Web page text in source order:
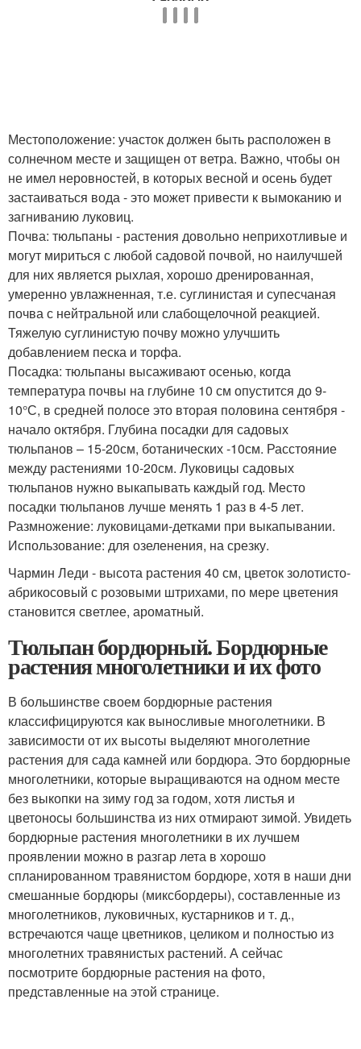
Местоположение: участок должен быть расположен в
солнечном месте и защищен от ветра. Важно, чтобы он
не имел неровностей, в которых весной и осень будет
застаиваться вода - это может привести к вымоканию и
загниванию луковиц.
Почва: тюльпаны - растения довольно неприхотливые и
могут мириться с любой садовой почвой, но наилучшей
для них является рыхлая, хорошо дренированная,
умеренно увлажненная, т.е. суглинистая и супесчаная
почва с нейтральной или слабощелочной реакцией.
Тяжелую суглинистую почву можно улучшить
добавлением песка и торфа.
Посадка: тюльпаны высаживают осенью, когда
температура почвы на глубине 10 см опустится до 9-
10°С, в средней полосе это вторая половина сентября -
начало октября. Глубина посадки для садовых
тюльпанов – 15-20см, ботанических -10см. Расстояние
между растениями 10-20см. Луковицы садовых
тюльпанов нужно выкапывать каждый год. Место
посадки тюльпанов лучше менять 1 раз в 4-5 лет.
Размножение: луковицами-детками при выкапывании.
Использование: для озеленения, на срезку.
Чармин Леди - высота растения 40 см, цветок золотисто-
абрикосовый с розовыми штрихами, по мере цветения
становится светлее, ароматный.
Тюльпан бордюрный. Бордюрные
растения многолетники и их фото
В большинстве своем бордюрные растения
классифицируются как выносливые многолетники. В
зависимости от их высоты выделяют многолетние
растения для сада камней или бордюра. Это бордюрные
многолетники, которые выращиваются на одном месте
без выкопки на зиму год за годом, хотя листья и
цветоносы большинства из них отмирают зимой. Увидеть
бордюрные растения многолетники в их лучшем
проявлении можно в разгар лета в хорошо
спланированном травянистом бордюре, хотя в наши дни
смешанные бордюры (миксбордеры), составленные из
многолетников, луковичных, кустарников и т. д.,
встречаются чаще цветников, целиком и полностью из
многолетних травянистых растений. А сейчас
посмотрите бордюрные растения на фото,
представленные на этой странице.